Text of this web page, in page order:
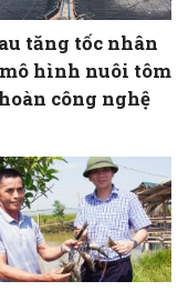
tăng tốc nhân
hình nuôi tôm
công nghệ